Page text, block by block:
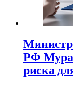
Министр
РФ
риска